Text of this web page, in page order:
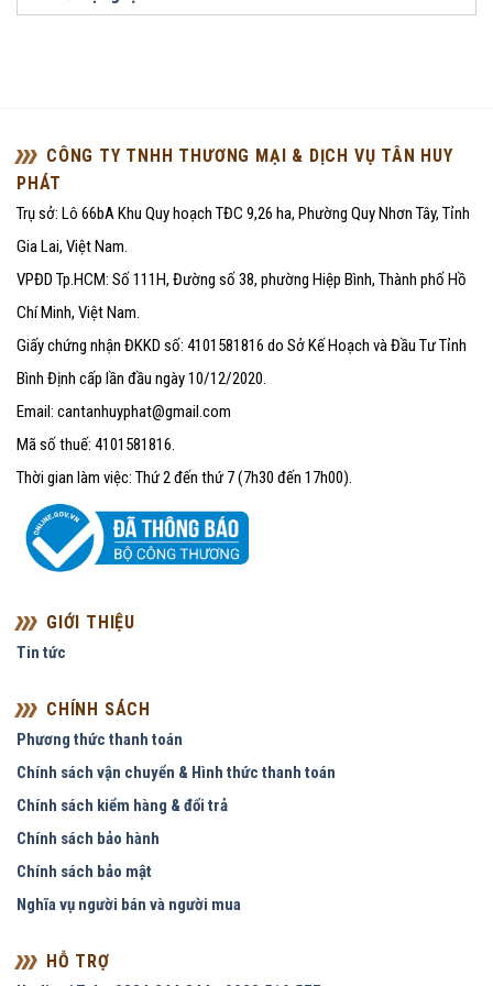
CÔNG TY TNHH THƯƠNG MẠI & DỊCH VỤ TÂN HUY
PHÁT
Trụ sở: Lô 66bA Khu Quy hoạch TĐC 9,26 ha, Phường Quy Nhơn Tây, Tỉnh
Gia Lai, Việt Nam.
VPĐD Tp.HCM: Số 111H, Đường số 38, phường Hiệp Bình, Thành phố Hồ
Chí Minh, Việt Nam.
Giấy chứng nhận ĐKKD số: 4101581816 do Sở Kế Hoạch và Đầu Tư Tỉnh
Bình Định cấp lần đầu ngày 10/12/2020.
Email: cantanhuyphat@gmail.com
Mã số thuế: 4101581816.
Thời gian làm việc: Thứ 2 đến thứ 7 (7h30 đến 17h00).
GIỚI THIỆU
Tin tức
CHÍNH SÁCH
Phương thức thanh toán
Chính sách vận chuyển & Hình thức thanh toán
Chính sách kiểm hàng & đổi trả
Chính sách bảo hành
Chính sách bảo mật
Nghĩa vụ người bán và người mua
HỖ TRỢ